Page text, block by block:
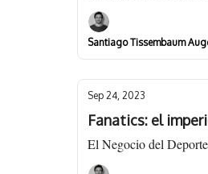
Santiago Tissembaum
Sep 24, 2023
Fanatics: el
El Negocio del Deporte